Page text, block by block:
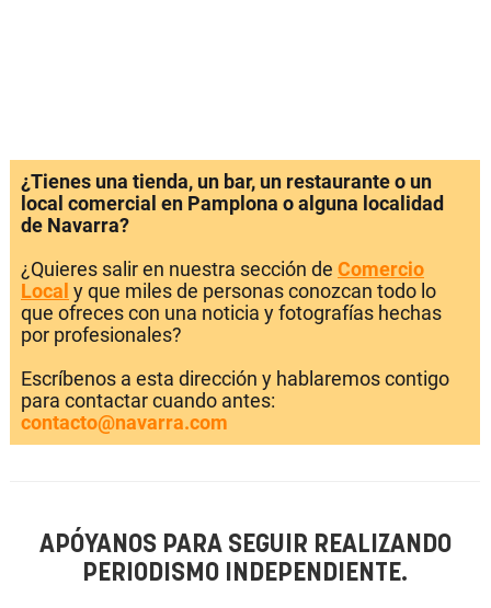
¿Tienes una tienda, un bar, un restaurante o un
local comercial en Pamplona o alguna localidad
de Navarra?
¿Quieres salir en nuestra sección de Comercio
Local y que miles de personas conozcan todo lo
que ofreces con una noticia y fotografías hechas
por profesionales?
Escríbenos a esta dirección y hablaremos contigo
para contactar cuando antes:
contacto@navarra.com
APÓYANOS PARA SEGUIR REALIZANDO
PERIODISMO INDEPENDIENTE.